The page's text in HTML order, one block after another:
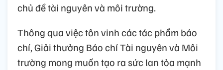
chủ đề tài nguyên và môi trường.
Thông qua việc tôn vinh các tác phẩm báo
chí, Giải thưởng Báo chí Tài nguyên và Môi
trường mong muốn tạo ra sức lan tỏa mạnh